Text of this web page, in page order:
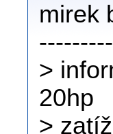
mirek
>
20hp
>